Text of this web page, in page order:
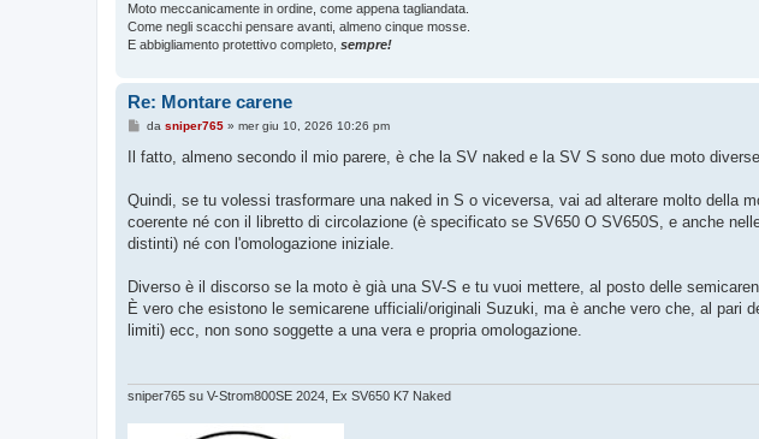
Moto meccanicamente in ordine, come appena tagliandata.
Come negli scacchi pensare avanti, almeno cinque mosse.
E abbigliamento protettivo completo, sempre!
Re: Montare carene
M
s
g
i
o
da sniper765» mer giu 10, 2026 10:26 pm
Il fatto, almeno secondo il mio parere, è che la SV naked e la SV S sono due moto
Quindi, se tu volessi trasformare una naked in S o viceversa, vai ad alterare molto della
coerente né con il libretto di circolazione (è specificato se SV650 O SV650S, e anche
distinti) né con l'omologazione iniziale.
Diverso è il discorso se la moto è già una SV-S e tu vuoi mettere, al posto delle
È vero che esistono le semicarene ufficiali/originali Suzuki, ma è anche vero che, al pari
limiti) ecc, non sono soggette a una vera e propria omologazione.
sniper765 su V-Strom800SE 2024, Ex SV650 K7 Naked